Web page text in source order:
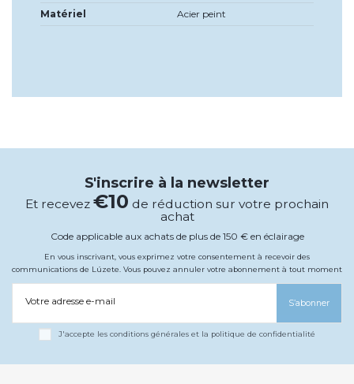
Matériel
Acier peint
S'inscrire à la newsletter
Et recevez €10 de réduction sur votre prochain
achat
Code applicable aux achats de plus de 150 € en éclairage
En vous inscrivant, vous exprimez votre consentement à recevoir des
communications de Lúzete. Vous pouvez annuler votre abonnement à tout moment
Votre adresse e-mail S’abonner
J'accepte les conditions générales et la politique de confidentialité